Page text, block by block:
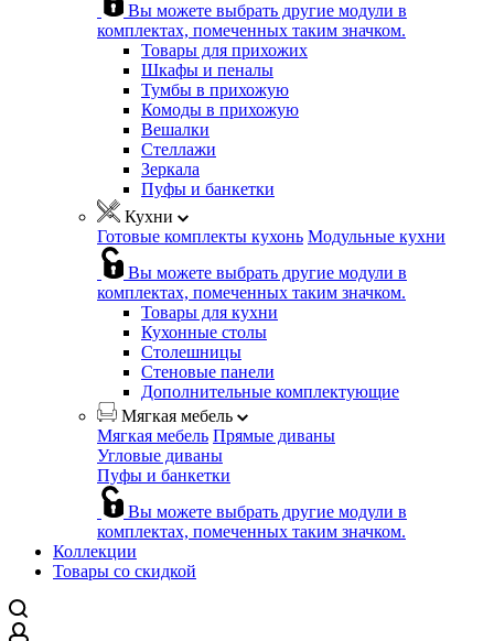
Вы можете выбрать другие модули в
комплектах, помеченных таким значком.
Товары для прихожих
Шкафы и пеналы
Тумбы в прихожую
Комоды в прихожую
Вешалки
Стеллажи
Зеркала
Пуфы и банкетки
Кухни
Готовые комплекты кухонь Модульные кухни
Вы можете выбрать другие модули в
комплектах, помеченных таким значком.
Товары для кухни
Кухонные столы
Столешницы
Стеновые панели
Дополнительные комплектующие
Мягкая мебель
Мягкая мебель Прямые диваны
Угловые диваны
Пуфы и банкетки
Вы можете выбрать другие модули в
комплектах, помеченных таким значком.
Коллекции
Товары со скидкой